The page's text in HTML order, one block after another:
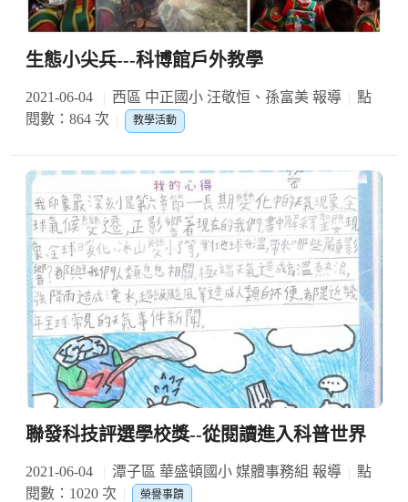
生態小尖兵---科博館戶外教學
2021-06-04 西區 中正國小 汪敬恒、孫富美 報導
點
閱數：864 次
教學活動
聯發科技評選學校獎--從閱讀進入科普世界
2021-06-04 潭子區 華盛頓國小 媒體事務組 報導
點
閱數：1020 次
榮譽事蹟